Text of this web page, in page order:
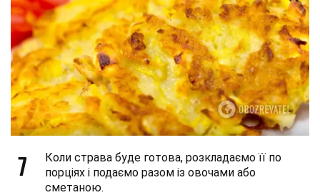
7
Коли страва буде готова, розкладаємо її по
порціях і подаємо разом із овочами або
сметаною.